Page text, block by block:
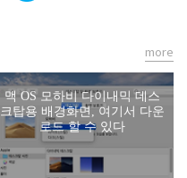
맥 OS 모하비 다이내믹 데스
크탑용 배경화면, 여기서 다운
로드 할 수 있다
more